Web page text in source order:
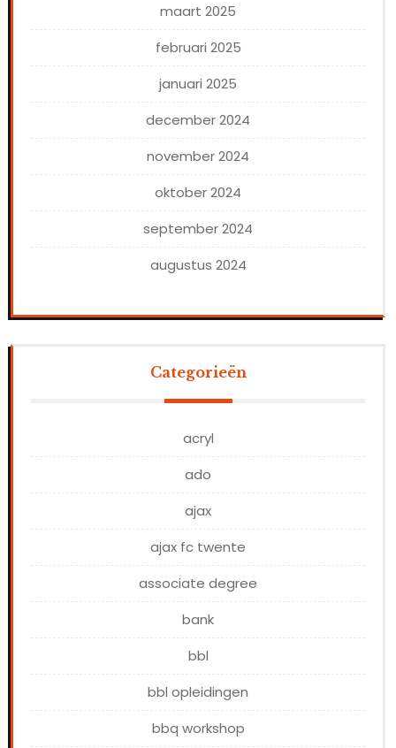
maart 2025
februari 2025
januari 2025
december 2024
november 2024
oktober 2024
september 2024
augustus 2024
Categorieën
acryl
ado
ajax
ajax fc twente
associate degree
bank
bbl
bbl opleidingen
bbq workshop